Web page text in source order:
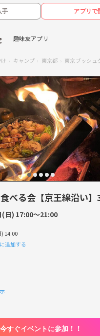
手 アプリで
趣味友アプリ
キャンプ 東京都 東京ブッシュ
べる会【京王線沿い】
日) 17:00〜21:00
14:00
追加する
今すぐイベントに参加！！